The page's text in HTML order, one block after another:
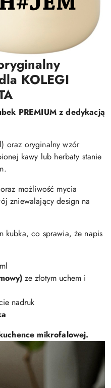
KOLEGI
PREMIUM z dedykacją
oraz oryginalny wzór
kawy lub herbaty stanie
możliwość mycia
zniewalający design na
kubka, co sprawia, że napis
ze złotym uchem i
nadruk
mikrofalowej.